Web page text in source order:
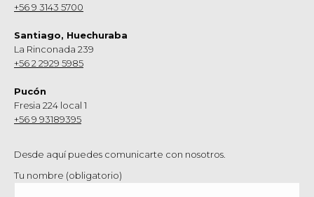
+56 9 3143 5700
Santiago, Huechuraba
La Rinconada 239
+56 2 2929 5985
Pucón
Fresia 224 local 1
+56 9 93189395
Desde aquí puedes comunicarte con nosotros.
Tu nombre (obligatorio)